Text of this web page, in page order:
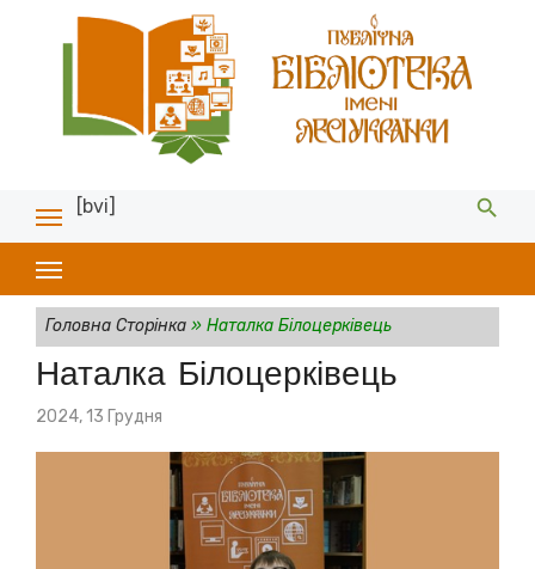
[bvi]
Головна Сторінка» Наталка Білоцерківець
Наталка Білоцерківець
Posted
2024, 13 Грудня